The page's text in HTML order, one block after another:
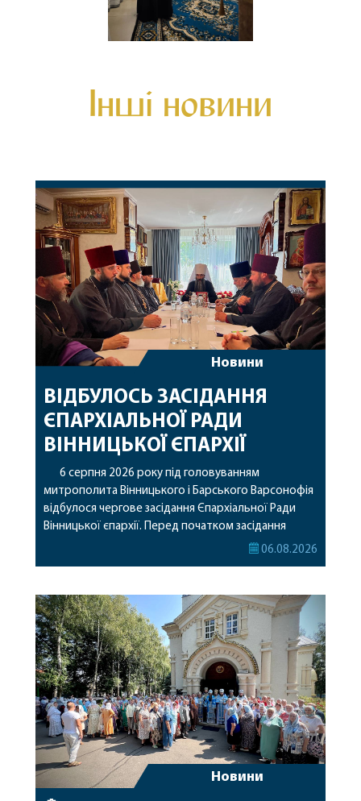
Інші новини
Новини
ВІДБУЛОСЬ ЗАСІДАННЯ
ЄПАРХІАЛЬНОЇ РАДИ
ВІННИЦЬКОЇ ЄПАРХІЇ
6 серпня 2026 року під головуванням
митрополита Вінницького і Барського Варсонофія
відбулося чергове засідання Єпархіальної Ради
Вінницької єпархії. Перед початком засідання
секретар Єпархіальної Ради від імені членів Ради
побажавши йому міцного здоров’я, Божої
допомоги, миру, духовної радості та
благословенних успіхів у подальшому
архіпастирському служінні. […]
06.08.2026
Новини